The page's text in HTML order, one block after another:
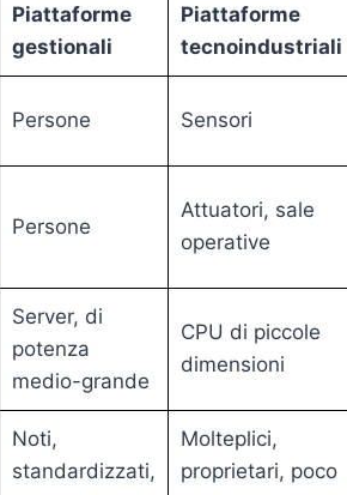
Piattaforme
gestionali
Piattaforme
tecnoindustriali
Persone Sensori
Persone
Attuatori, sale
operative
Server, di
potenza
medio-grande
CPU di piccole
dimensioni
Noti,
standardizzati,
Molteplici,
proprietari, poco